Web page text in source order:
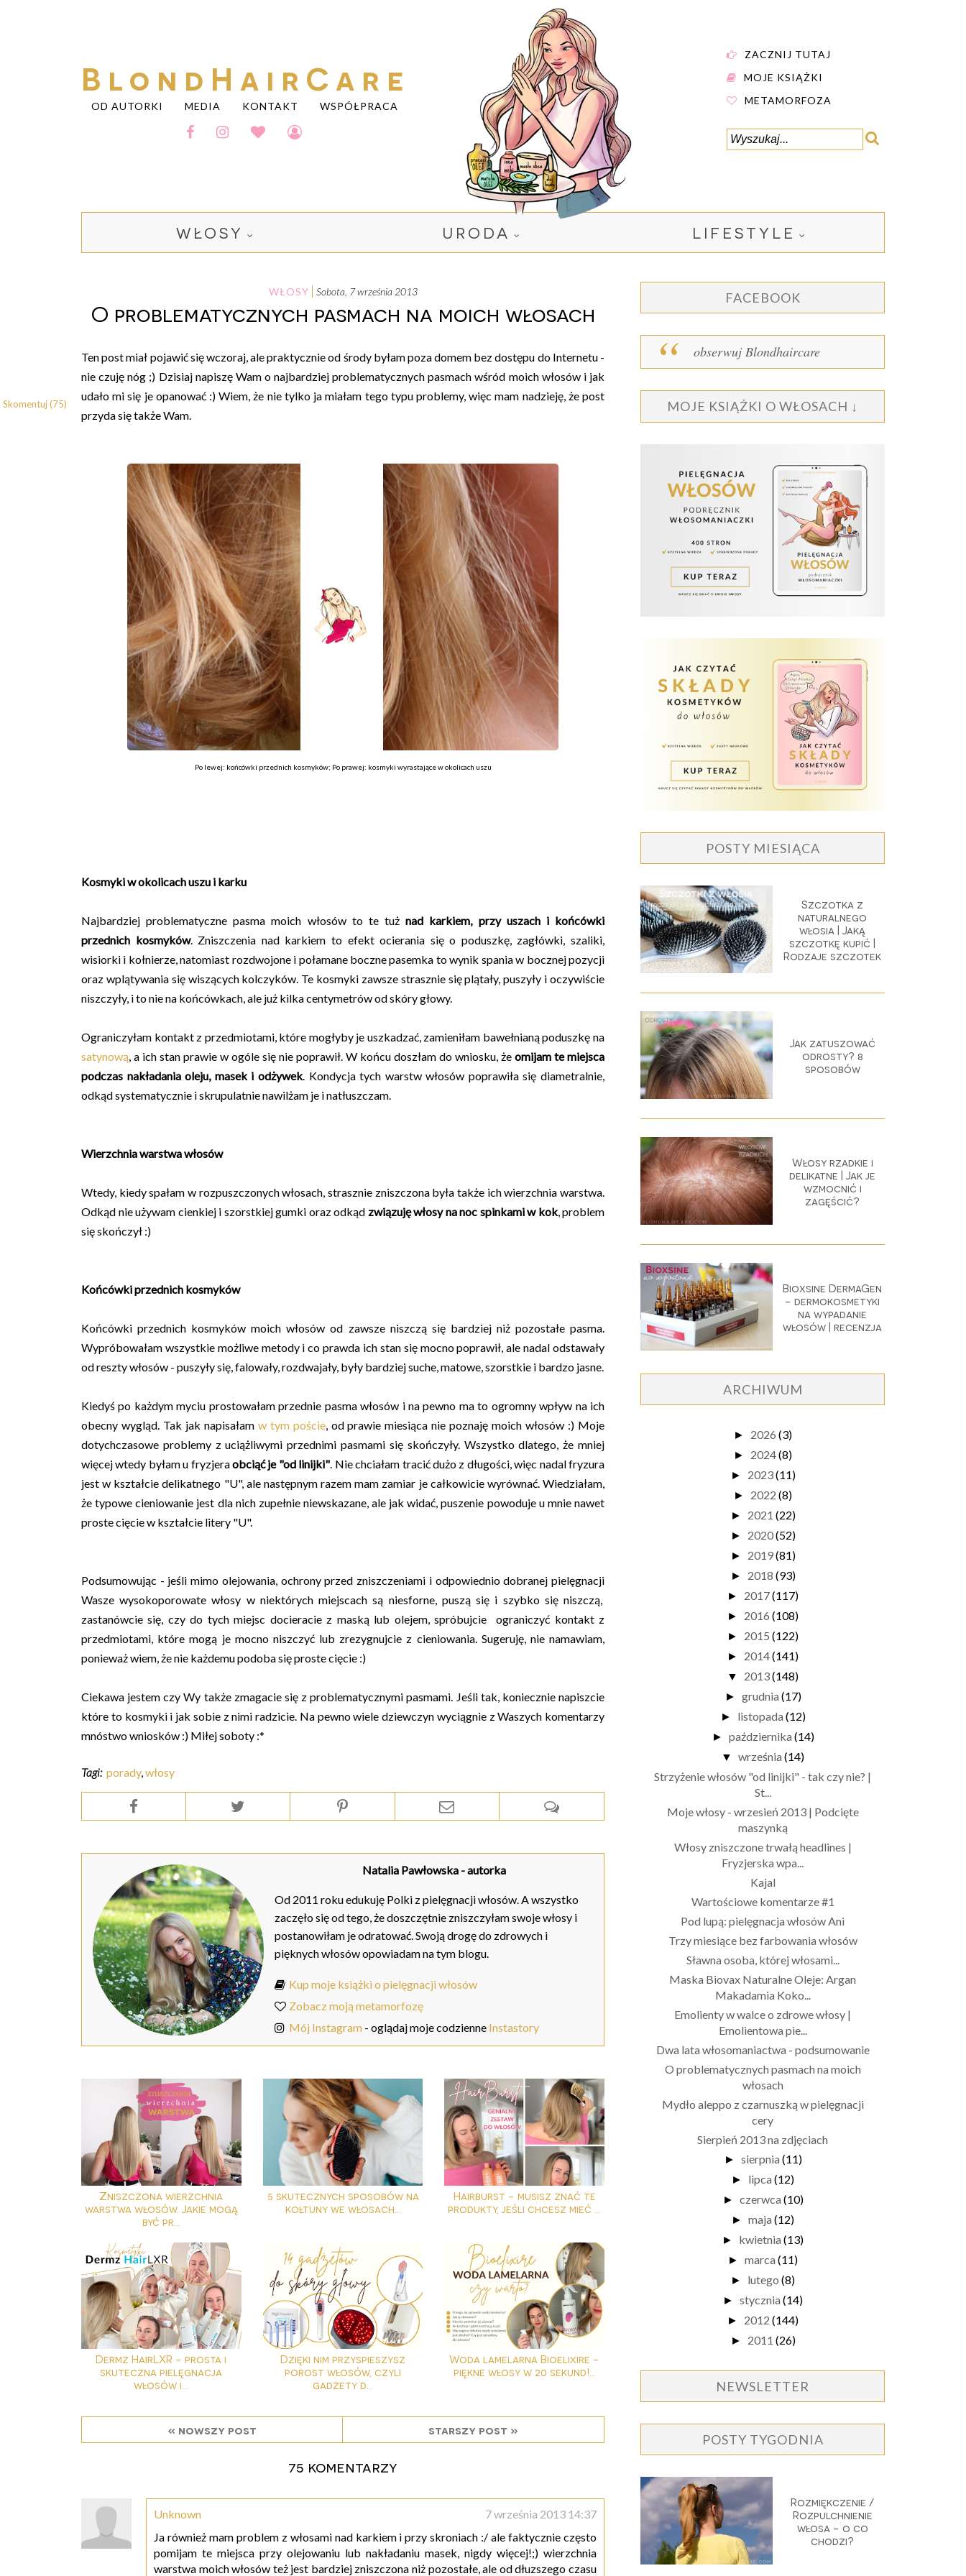
BlondHairCare
OD AUTORKI MEDIA KONTAKT WSPÓŁPRACA
ZACZNIJ TUTAJ
MOJE KSIĄŻKI
METAMORFOZA
WŁOSY URODA LIFESTYLE
WŁOSY sobota, 7 września 2013
O problematycznych pasmach na moich włosach
Ten post miał pojawić się wczoraj, ale praktycznie od środy byłam poza domem bez dostępu do Internetu -
nie czuję nóg ;) Dzisiaj napiszę Wam o najbardziej problematycznych pasmach wśród moich włosów i jak
udało mi się je opanować :) Wiem, że nie tylko ja miałam tego typu problemy, więc mam nadzieję, że post
przyda się także Wam.
Po lewej: końcówki przednich kosmyków; Po prawej: kosmyki wyrastające w okolicach uszu
Kosmyki w okolicach uszu i karku
Najbardziej problematyczne pasma moich włosów to te tużnad karkiem, przy uszach i końcówki
przednich kosmyków. Zniszczenia nad karkiem to efekt ocierania się o poduszkę, zagłówki, szaliki,
wisiorki i kołnierze, natomiast rozdwojone i połamane boczne pasemka to wynik spania w bocznej pozycji
oraz wplątywania się wiszących kolczyków. Te kosmyki zawsze strasznie się plątały, puszyły i oczywiście
niszczyły, i to nie na końcówkach, ale już kilka centymetrów od skóry głowy.
Ograniczyłam kontakt z przedmiotami, które mogłyby je uszkadzać, zamieniłam bawełnianą poduszkę na
satynową, a ich stan prawie w ogóle się nie poprawił. W końcu doszłam do wniosku, że omijam te miejsca
podczas nakładania oleju, masek i odżywek. Kondycja tych warstw włosów poprawiła się diametralnie,
odkąd systematycznie i skrupulatnie nawilżam je i natłuszczam.
Wierzchnia warstwa włosów
Wtedy, kiedy spałam w rozpuszczonych włosach, strasznie zniszczona była także ich wierzchnia warstwa.
Odkąd nie używam cienkiej i szorstkiej gumki oraz odkąd związuję włosy na noc spinkami w kok, problem
się skończył :)
Końcówki przednich kosmyków
Końcówki przednich kosmyków moich włosów od zawsze niszczą się bardziej niż pozostałe pasma.
Wypróbowałam wszystkie możliwe metody i co prawda ich stan się mocno poprawił, ale nadal odstawały
od reszty włosów - puszyły się, falowały, rozdwajały, były bardziej suche, matowe, szorstkie i bardzo jasne.
Kiedyś po każdym myciu prostowałam przednie pasma włosów i na pewno ma to ogromny wpływ na ich
obecny wygląd. Tak jak napisałam w tym poście, od prawie miesiąca nie poznaję moich włosów :) Moje
dotychczasowe problemy z uciążliwymi przednimi pasmami się skończyły. Wszystko dlatego, że mniej
więcej wtedy byłam u fryzjeraobciąć je "od linijki". Nie chciałam tracić dużo z długości, więc nadal fryzura
jest w kształcie delikatnego "U", ale następnym razem mam zamiar je całkowicie wyrównać. Wiedziałam,
że typowe cieniowanie jest dla nich zupełnie niewskazane, ale jak widać, puszenie powoduje u mnie nawet
proste cięcie w kształcie litery "U".
Podsumowując - jeśli mimo olejowania, ochrony przed zniszczeniami i odpowiednio dobranej pielęgnacji
Wasze wysokoporowate włosy w niektórych miejscach są niesforne, puszą się i szybko się niszczą,
zastanówcie się, czy do tych miejsc docieracie z maską lub olejem,spróbujcie ograniczyć kontakt z
przedmiotami, które mogą je mocno niszczyć lub zrezygnujcie z cieniowania. Sugeruję, nie namawiam,
ponieważ wiem, że nie każdemu podoba się proste cięcie :)
Ciekawa jestem czy Wy także zmagacie się z problematycznymi pasmami. Jeśli tak, koniecznie napiszcie
które to kosmyki i jak sobie z nimi radzicie. Na pewno wiele dziewczyn wyciągnie z Waszych komentarzy
mnóstwo wniosków :) Miłej soboty :*
Tagi: porady,włosy
Skomentuj (75)
Natalia Pawłowska- autorka
Od 2011 roku edukuję Polki z pielęgnacji włosów. A wszystko
zaczęło się od tego, że doszczętnie zniszczyłam swoje włosy i
postanowiłam je odratować. Swoją drogę do zdrowych i
pięknych włosów opowiadam na tym blogu.
Kup moje książki o pielęgnacji włosów
Zobacz moją metamorfozę
Mój Instagram - oglądaj moje codzienne Instastory
Zniszczona wierzchnia
warstwa włosów. Jakie mogą
być pr...
5 skutecznych sposobów na
kołtuny we włosach...
Hairburst - musisz znać te
produkty, jeśli chcesz mieć ...
Dermz HairLXR - prosta i
skuteczna pielęgnacja
włosów i...
Dzięki nim przyspieszysz
porost włosów, czyli
gadżety d...
Woda lamelarna Bioelixire -
piękne włosy w 20 sekund!...
« nowszy post starszy post »
75 komentarzy
Unknown
7 września 2013 14:37
Ja również mam problem z włosami nad karkiem i przy skroniach :/ ale faktycznie często
pomijam te miejsca przy olejowaniu lub nakładaniu masek, nigdy więcej!;) wierzchnia
warstwa moich włosów też jest bardziej zniszczona niż pozostałe, ale od dłuzszego czasu
FACEBOOK
obserwuj Blondhaircare
MOJE KSIĄŻKI O WŁOSACH ↓
POSTY MIESIĄCA
Szczotka z
naturalnego
włosia | Jaką
szczotkę kupić |
Rodzaje szczotek
Jak zatuszować
odrosty? 8
sposobów
Włosy rzadkie i
delikatne | Jak je
wzmocnić i
zagęścić?
Bioxsine DermaGen
- dermokosmetyki
na wypadanie
włosów | recenzja
ARCHIWUM
► 2026 (3)
► 2024(8)
► 2023(11)
► 2022 (8)
► 2021 (22)
► 2020(52)
► 2019(81)
► 2018 (93)
► 2017(117)
► 2016 (108)
► 2015 (122)
► 2014(141)
▼ 2013(148)
► grudnia (17)
► listopada (12)
► października (14)
▼ września (14)
Strzyżenie włosów "od linijki" - tak czy nie? |
St...
Moje włosy - wrzesień 2013 | Podcięte
maszynką
Włosy zniszczone trwałą headlines |
Fryzjerska wpa...
Kajal
Wartościowe komentarze #1
Pod lupą: pielęgnacja włosów Ani
Trzy miesiące bez farbowania włosów
Sławna osoba, której włosami...
Maska Biovax Naturalne Oleje: Argan
Makadamia Koko...
Emolienty w walce o zdrowe włosy |
Emolientowa pie...
Dwa lata włosomaniactwa - podsumowanie
O problematycznych pasmach na moich
włosach
Mydło aleppo z czarnuszką w pielęgnacji
cery
Sierpień 2013 na zdjęciach
► sierpnia (11)
► lipca (12)
► czerwca (10)
► maja (12)
► kwietnia (13)
► marca (11)
► lutego (8)
► stycznia (14)
► 2012 (144)
► 2011 (26)
NEWSLETTER
POSTY TYGODNIA
Rozmiękczenie /
Rozpulchnienie
włosa - o co
chodzi?